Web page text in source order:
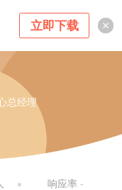
立即下载
总经理
响应率 -